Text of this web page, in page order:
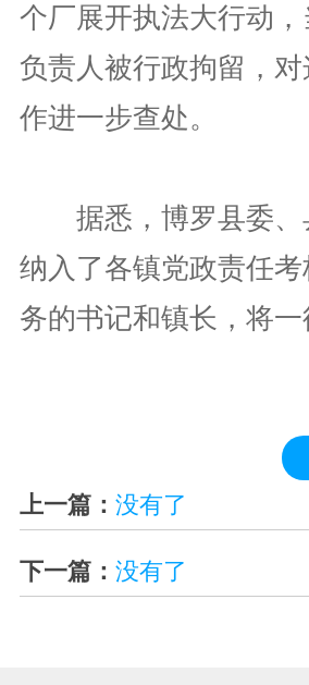
个厂展开执法大行动
负责人被行政拘留，
作进一步查处。
据悉，博罗县委、
纳入了各镇党政责任
务的书记和镇长，将
上一篇： 没有了
下一篇： 没有了